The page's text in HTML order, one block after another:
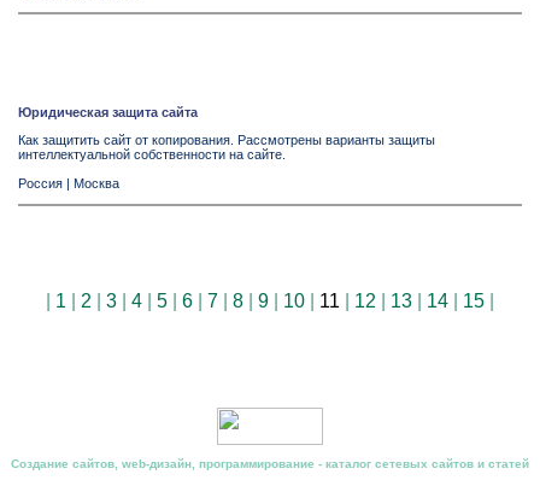
Юридическая защита сайта
Как защитить сайт от копирования. Рассмотрены варианты защиты
интеллектуальной собственности на сайте.
Россия | Москва
1 2 3 4 5 6 7 8 9 10 11 12 13 14 15
Создание сайтов, web-дизайн, программирование - каталог сетевых сайтов и статей